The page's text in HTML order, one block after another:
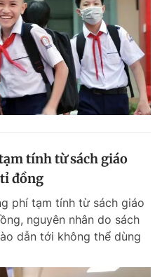
tính từ sách giáo
đồng
phí tạm tính từ sách giáo
nguyên nhân do sách
dẫn tới không thể dùng